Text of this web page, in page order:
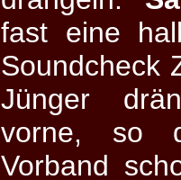
fast eine
Soundcheck
Jünger
vorne, so
Vorband